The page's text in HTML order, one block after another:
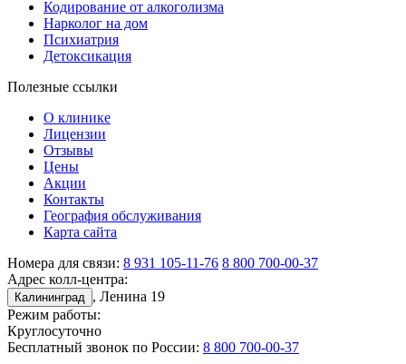
Кодирование от алкоголизма
Нарколог на дом
Психиатрия
Детоксикация
Полезные ссылки
О клинике
Лицензии
Отзывы
Цены
Акции
Контакты
География обслуживания
Карта сайта
Номера для связи: 8 931 105-11-76 8 800 700-00-37
Адрес колл-центра:
Калининград
, Ленина 19
Режим работы:
Круглосуточно
Бесплатный звонок по России: 8 800 700-00-37